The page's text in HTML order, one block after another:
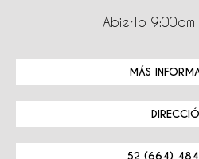
Abierto 9:00am
MÁS